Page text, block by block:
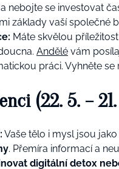
nebojte se investovat
základy vaší společné
Máte skvělou
Andělé vám
práci. Vyhněte se
(22. 5. –
Vaše tělo i mysl jsou
. Přemíra informací a
digitální detox